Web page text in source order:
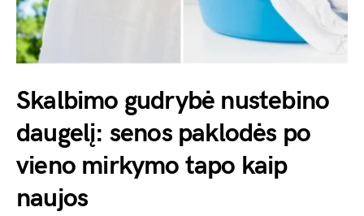
Skalbimo gudrybė nustebino
daugelį: senos paklodės po
vieno mirkymo tapo kaip
naujos